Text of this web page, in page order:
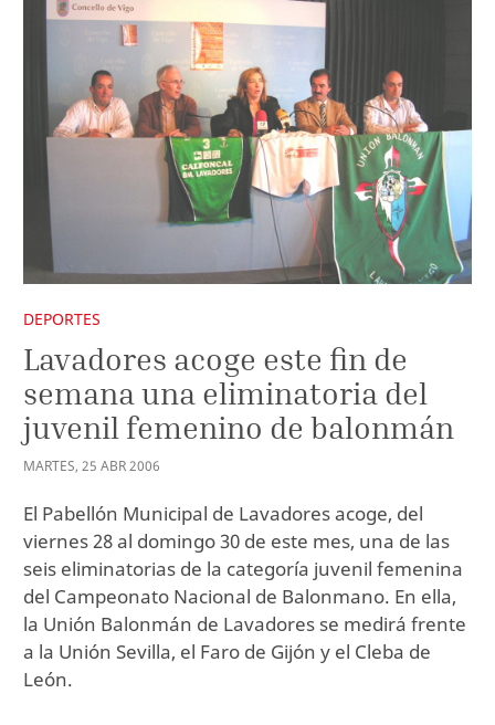
DEPORTES
Lavadores acoge este fin de
semana una eliminatoria del
juvenil femenino de balonmán
MARTES, 25 ABR2006
El Pabellón Municipal de Lavadores acoge, del
viernes 28 al domingo 30 de este mes, una de las
seis eliminatorias de la categoría juvenil femenina
del Campeonato Nacional de Balonmano. En ella,
la Unión Balonmán de Lavadores se medirá frente
a la Unión Sevilla, el Faro de Gijón y el Cleba de
León.